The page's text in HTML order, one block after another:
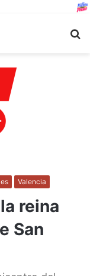
Valencia
reina
San